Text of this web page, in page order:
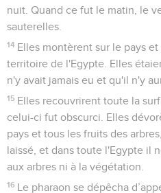
nuit. Quand ce fut le matin, le
sauterelles.
14 Elles montèrent sur le pays
territoire de l'Egypte. Elles
n'y avait jamais eu et qu'il n'y
15 Elles recouvrirent toute la
celui-ci fut obscurci. Elles
pays et tous les fruits des
laissé, et dans toute l'Egypte il
aux arbres ni à la végétation.
16 Le pharaon se dépêcha